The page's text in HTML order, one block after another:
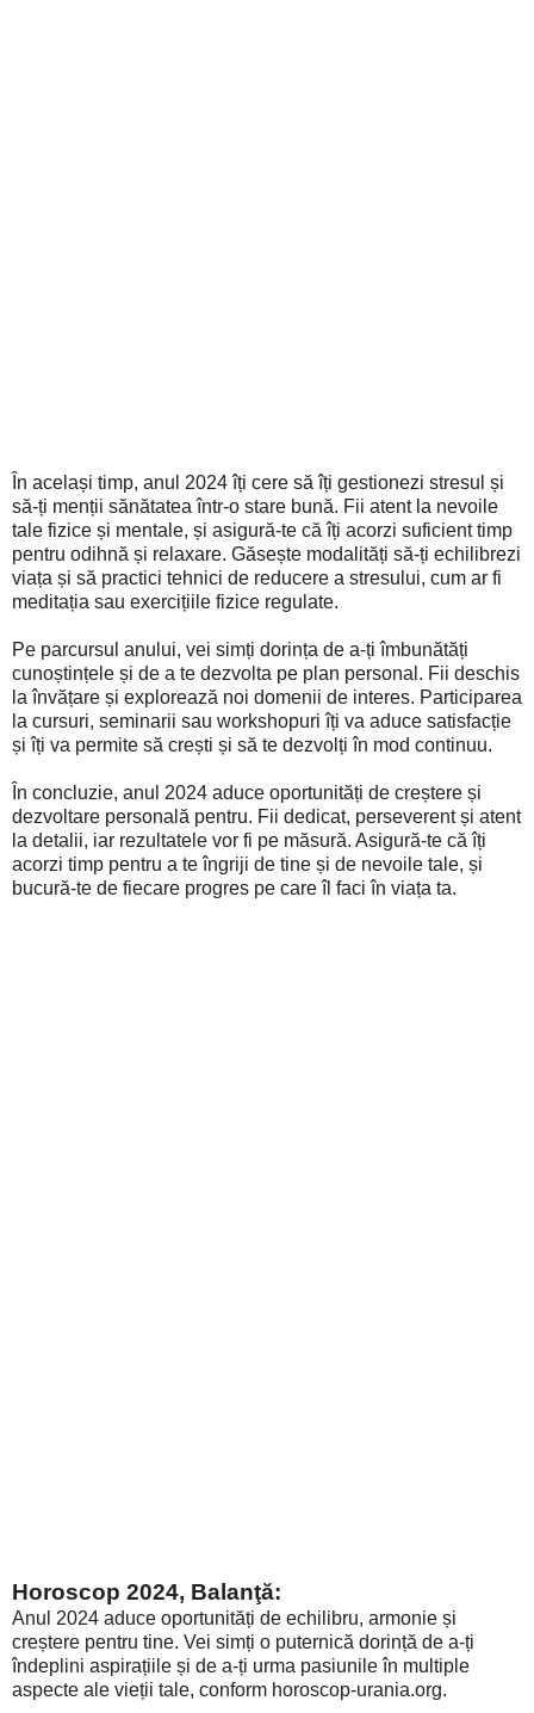
În același timp, anul 2024 îți cere să îți gestionezi stresul și
să-ți menții sănătatea într-o stare bună. Fii atent la nevoile
tale fizice și mentale, și asigură-te că îți acorzi suficient timp
pentru odihnă și relaxare. Găsește modalități să-ți echilibrezi
viața și să practici tehnici de reducere a stresului, cum ar fi
meditația sau exercițiile fizice regulate.
Pe parcursul anului, vei simți dorința de a-ți îmbunătăți
cunoștințele și de a te dezvolta pe plan personal. Fii deschis
la învățare și explorează noi domenii de interes. Participarea
la cursuri, seminarii sau workshopuri îți va aduce satisfacție
și îți va permite să crești și să te dezvolți în mod continuu.
În concluzie, anul 2024 aduce oportunități de creștere și
dezvoltare personală pentru. Fii dedicat, perseverent și atent
la detalii, iar rezultatele vor fi pe măsură. Asigură-te că îți
acorzi timp pentru a te îngriji de tine și de nevoile tale, și
bucură-te de fiecare progres pe care îl faci în viața ta.
Horoscop 2024, Balanţă:
Anul 2024 aduce oportunități de echilibru, armonie și
creștere pentru tine. Vei simți o puternică dorință de a-ți
îndeplini aspirațiile și de a-ți urma pasiunile în multiple
aspecte ale vieții tale, conform horoscop-urania.org.